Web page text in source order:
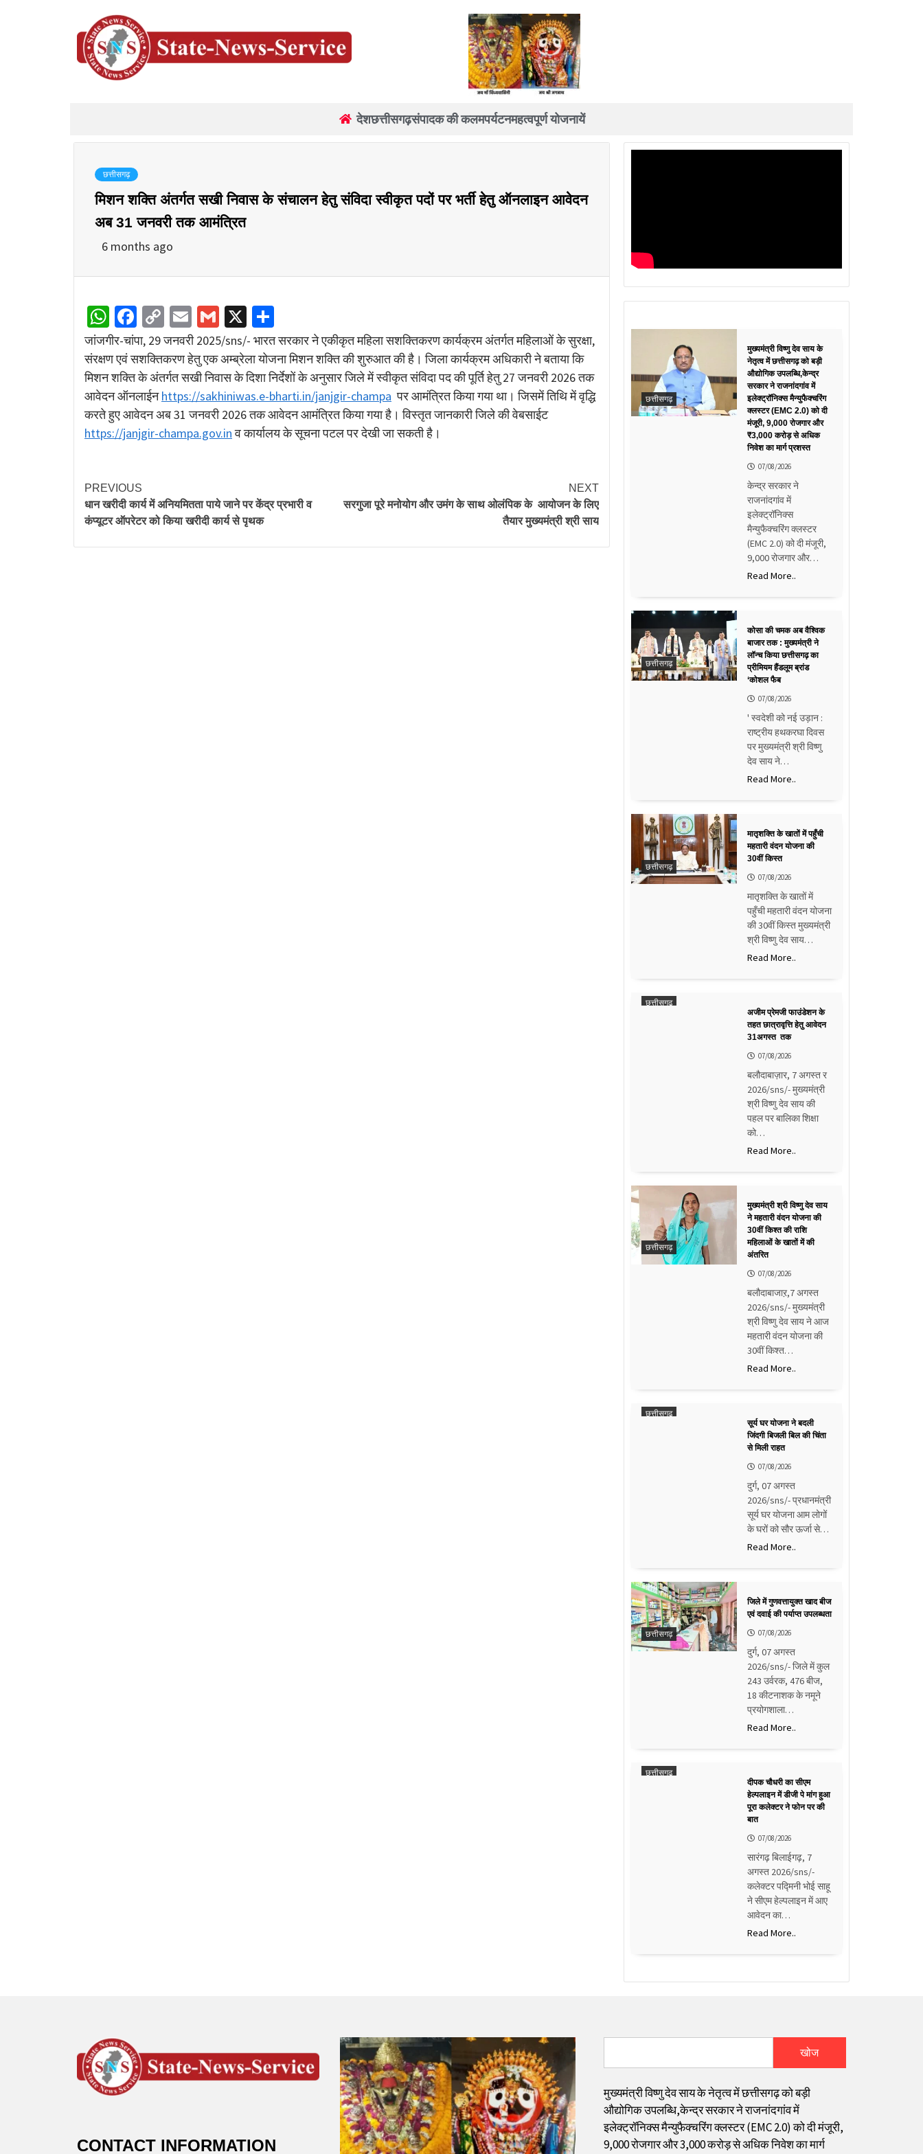
देशछत्तीसगढ़संपादक की कलमपर्यटनमहत्वपूर्ण योजनायें
छत्तीसगढ़
मिशन शक्ति अंतर्गत सखी निवास के संचालन हेतु संविदा स्वीकृत पदों पर भर्ती हेतु ऑनलाइन आवेदन
अब 31 जनवरी तक आमंत्रित
6 months ago
WhatsApp
Facebook
Copy
Link
EmailGmail
X
जांजगीर-चांपा, 29 जनवरी 2025/sns/- भारत सरकार ने एकीकृत महिला सशक्तिकरण कार्यक्रम अंतर्गत महिलाओं के सुरक्षा,
संरक्षण एवं सशक्तिकरण हेतु एक अम्ब्रेला योजना मिशन शक्ति की शुरुआत की है। जिला कार्यक्रम अधिकारी ने बताया कि
मिशन शक्ति के अंतर्गत सखी निवास के दिशा निर्देशों के अनुसार जिले में स्वीकृत संविदा पद की पूर्ति हेतु 27 जनवरी 2026 तक
आवेदन ऑनलाईनhttps://sakhiniwas.e-bharti.in/janjgir-champa पर आमंत्रित किया गया था। जिसमें तिथि में वृद्धि
करते हुए आवेदन अब 31 जनवरी 2026 तक आवेदन आमंत्रित किया गया है। विस्तृत जानकारी जिले की वेबसाईट
https://janjgir-champa.gov.inव कार्यालय के सूचना पटल पर देखी जा सकती है।
PREVIOUS
धान खरीदी कार्य में अनियमितता पाये जाने पर केंद्र प्रभारी व
कंप्यूटर ऑपरेटर को किया खरीदी कार्य से पृथक
NEXT
सरगुजा पूरे मनोयोग और उमंग के साथ ओलंपिक के आयोजन के लिए
तैयार मुख्यमंत्री श्री साय
छत्तीसगढ़
मुख्यमंत्री विष्णु देव साय के
नेतृत्व में छत्तीसगढ़ को बड़ी
औद्योगिक उपलब्धि,केन्द्र
सरकार ने राजनांदगांव में
इलेक्ट्रॉनिक्स मैन्युफैक्चरिंग
क्लस्टर (EMC 2.0) को दी
मंजूरी, 9,000 रोजगार और
₹3,000 करोड़ से अधिक
निवेश का मार्ग प्रशस्त
07/08/2026
केन्द्र सरकार ने
राजनांदगांव में
इलेक्ट्रॉनिक्स
मैन्युफैक्चरिंग क्लस्टर
(EMC 2.0) को दी मंजूरी,
9,000 रोजगार और…
Read More..
छत्तीसगढ़
कोसा की चमक अब वैश्विक
बाजार तक : मुख्यमंत्री ने
लॉन्च किया छत्तीसगढ़ का
प्रीमियम हैंडलूम ब्रांड
‘कोशल फैब
07/08/2026
' स्वदेशी को नई उड़ान :
राष्ट्रीय हथकरघा दिवस
पर मुख्यमंत्री श्री विष्णु
देव साय ने…
Read More..
छत्तीसगढ़
मातृशक्ति के खातों में पहुँची
महतारी वंदन योजना की
30वीं किस्त
07/08/2026
मातृशक्ति के खातों में
पहुँची महतारी वंदन योजना
की 30वीं किस्त मुख्यमंत्री
श्री विष्णु देव साय…
Read More..
छत्तीसगढ़
अजीम प्रेमजी फाउंडेशन के
तहत छात्रावृत्ति हेतु आवेदन
31अगस्त तक
07/08/2026
बलौदाबाज़ार, 7 अगस्त र
2026/sns/- मुख्यमंत्री
श्री विष्णु देव साय की
पहल पर बालिका शिक्षा
को…
Read More..
छत्तीसगढ़
मुख्यमंत्री श्री विष्णु देव साय
ने महतारी वंदन योजना की
30वीं किश्त की राशि
महिलाओं के खातों में की
अंतरित
07/08/2026
बलौदाबाजाऱ,7 अगस्त
2026/sns/- मुख्यमंत्री
श्री विष्णु देव साय ने आज
महतारी वंदन योजना की
30वीं किश्त…
Read More..
छत्तीसगढ़
सूर्य घर योजना ने बदली
जिंदगी बिजली बिल की चिंता
से मिली राहत
07/08/2026
दुर्ग, 07 अगस्त
2026/sns/- प्रधानमंत्री
सूर्य घर योजना आम लोगों
के घरों को सौर ऊर्जा से…
Read More..
छत्तीसगढ़
जिले में गुणवत्तायुक्त खाद बीज
एवं दवाई की पर्याप्त उपलब्धता
07/08/2026
दुर्ग, 07 अगस्त
2026/sns/- जिले में कुल
243 उर्वरक, 476 बीज,
18 कीटनाशक के नमूने
प्रयोगशाला…
Read More..
छत्तीसगढ़
दीपक चौधरी का सीएम
हेल्पलाइन में डीजी पे मांग हुआ
पूरा कलेक्टर ने फोन पर की
बात
07/08/2026
सारंगढ़ बिलाईगढ़, 7
अगस्त 2026/sns/-
कलेक्टर पद्मिनी भोई साहू
ने सीएम हेल्पलाइन में आए
आवेदन का…
Read More..
CONTACT INFORMATION
खोज
मुख्यमंत्री विष्णु देव साय के नेतृत्व में छत्तीसगढ़ को बड़ी
औद्योगिक उपलब्धि,केन्द्र सरकार ने राजनांदगांव में
इलेक्ट्रॉनिक्स मैन्युफैक्चरिंग क्लस्टर (EMC 2.0) को दी मंजूरी,
9,000 रोजगार और ₹3,000 करोड़ से अधिक निवेश का मार्ग